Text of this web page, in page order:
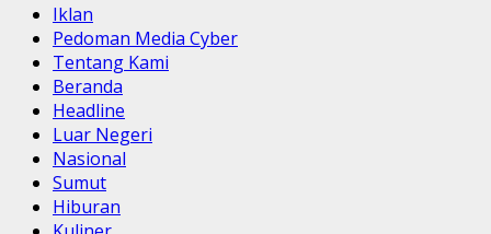
Iklan
Pedoman Media Cyber
Tentang Kami
Beranda
Headline
Luar Negeri
Nasional
Sumut
Hiburan